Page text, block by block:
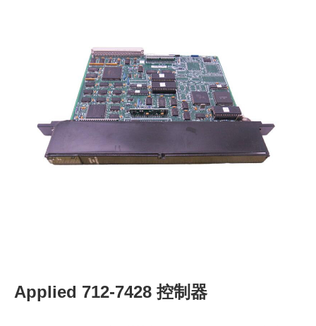
Applied 712-7428 控制器